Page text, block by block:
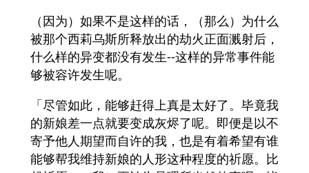
（因为）如果不是这样的话，（那么）为什么
被那个西莉乌斯所释放出的劫火正面溅射后，
什么样的异变都没有发生--这样的异常事件能
够被容许发生呢。
「尽管如此，能够赶得上真是太好了。毕竟我
的新娘差一点就要变成灰烬了呢。即便是以不
寄予他人期望而自许的我，也是有着希望有谁
能够帮我维持新娘的人形这种程度的祈愿。比